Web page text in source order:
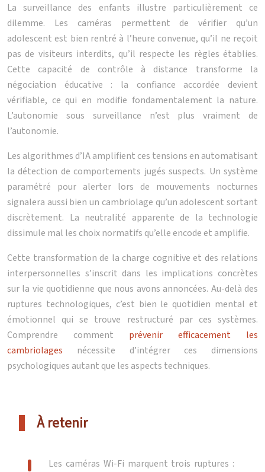
La surveillance des enfants illustre particulièrement ce
dilemme. Les caméras permettent de vérifier qu’un
adolescent est bien rentré à l’heure convenue, qu’il ne reçoit
pas de visiteurs interdits, qu’il respecte les règles établies.
Cette capacité de contrôle à distance transforme la
négociation éducative : la confiance accordée devient
vérifiable, ce qui en modifie fondamentalement la nature.
L’autonomie sous surveillance n’est plus vraiment de
l’autonomie.
Les algorithmes d’IA amplifient ces tensions en automatisant
la détection de comportements jugés suspects. Un système
paramétré pour alerter lors de mouvements nocturnes
signalera aussi bien un cambriolage qu’un adolescent sortant
discrètement. La neutralité apparente de la technologie
dissimule mal les choix normatifs qu’elle encode et amplifie.
Cette transformation de la charge cognitive et des relations
interpersonnelles s’inscrit dans les implications concrètes
sur la vie quotidienne que nous avons annoncées. Au-delà des
ruptures technologiques, c’est bien le quotidien mental et
émotionnel qui se trouve restructuré par ces systèmes.
Comprendre comment prévenir efficacement les
cambriolages nécessite d’intégrer ces dimensions
psychologiques autant que les aspects techniques.
À retenir
Les caméras Wi-Fi marquent trois ruptures :